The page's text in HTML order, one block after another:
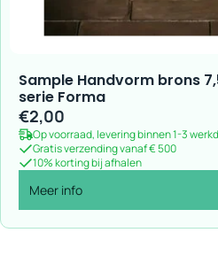
Sample Handvorm brons
serie Forma
€2,00
Op voorraad, levering binnen 1-3
Gratis verzending vanaf € 500
10% korting bij afhalen
Meer info